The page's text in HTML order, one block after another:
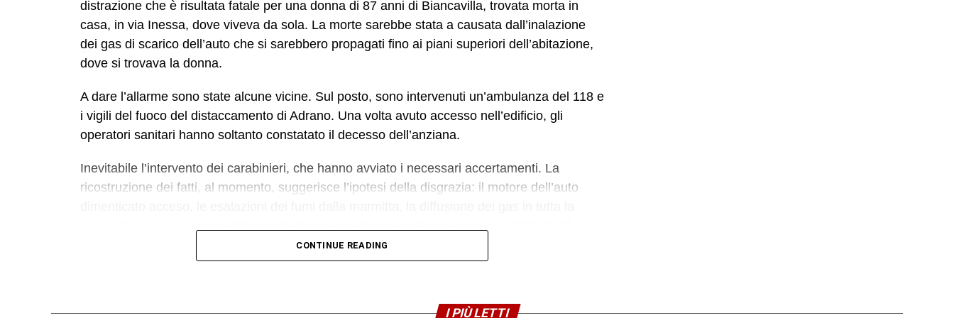
distrazione che è risultata fatale per una donna di 87 anni di Biancavilla, trovata morta in
casa, in via Inessa, dove viveva da sola. La morte sarebbe stata a causata dall’inalazione
dei gas di scarico dell’auto che si sarebbero propagati fino ai piani superiori dell’abitazione,
dove si trovava la donna.
A dare l’allarme sono state alcune vicine. Sul posto, sono intervenuti un’ambulanza del 118 e
i vigili del fuoco del distaccamento di Adrano. Una volta avuto accesso nell’edificio, gli
operatori sanitari hanno soltanto constatato il decesso dell’anziana.
Inevitabile l’intervento dei carabinieri, che hanno avviato i necessari accertamenti. La
ricostruzione dei fatti, al momento, suggerisce l’ipotesi della disgrazia: il motore dell’auto
giudiziaria, in attesa di eventuali ed ulteriori accertamenti medico-legali.
CONTINUE READING
I PIÙ LETTI